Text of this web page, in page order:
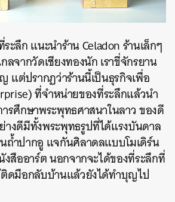
ะลึก แนะนำร้าน Celadon ร้านเล็กๆ
จากวัดเชียงทองนัก เราขี่จักรยาน
แต่ปรากฏว่าร้านนี้เป็นธุรกิจเพื่อ
ที่จำหน่ายของที่ระลึกแล้วนำ
รศึกษาพระพุทธศาสนาในลาว ของดี
งดีมีทั้งพระพุทธรูปที่ได้แรงบันดาล
ถ้ำปากอู แจกันศิลาดลแบบโมเดิร์น
สืออาร์ต นอกจากจะได้ของที่ระลึกที่
ดมือกลับบ้านแล้วยังได้ทำบุญไป